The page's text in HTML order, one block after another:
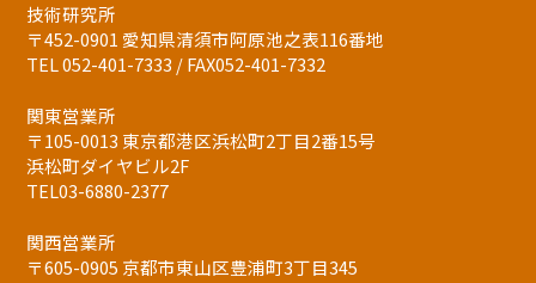
技術研究所
〒452-0901 愛知県清須市阿原池之表116番地
TEL 052-401-7333 / FAX052-401-7332
関東営業所
〒105-0013 東京都港区浜松町2丁目2番15号
浜松町ダイヤビル2F
TEL03-6880-2377
関西営業所
〒605-0905 京都市東山区豊浦町3丁目345